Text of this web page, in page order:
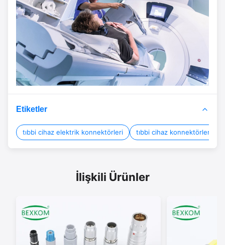
Etiketler
tıbbi cihaz elektrik konnektörleri tıbbi cihaz konnektörleri
İlişkili Ürünler